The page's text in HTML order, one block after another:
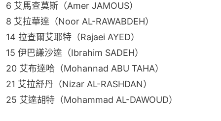
6 艾馬查莫斯（Amer JAMOUS）
8 艾拉華達（Noor AL-RAWABDEH）
14 拉查爾艾耶特（Rajaei AYED）
15 伊巴謙沙達（Ibrahim SADEH）
20 艾布達哈（Mohannad ABU TAHA）
21 艾拉舒丹（Nizar AL-RASHDAN）
25 艾達胡特（Mohammad AL-DAWOUD）